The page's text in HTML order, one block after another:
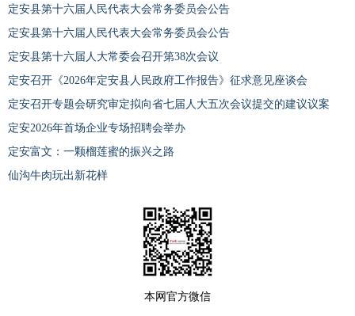
定安县第十六届人民代表大会常务委员会公告
定安县第十六届人民代表大会常务委员会公告
定安县第十六届人大常委会召开第38次会议
定安召开《2026年定安县人民政府工作报告》征求意见座谈会
定安召开专题会研究审定拟向省七届人大五次会议提交的建议议案
定安2026年首场企业专场招聘会举办
定安富文：一颗榴莲蜜的振兴之路
仙沟牛肉玩出新花样
本网官方微信